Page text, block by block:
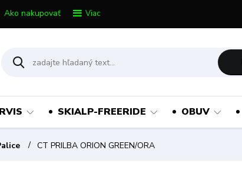
Ako nakupovať Viac
SKIALP-FREERIDE OBUV
CT PRILBA ORION GREEN/ORA